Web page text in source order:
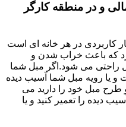
و در منطقه کارگر
کاربردی در هر خانه ای است
که باعث خراب شدن و
راحتی می شود.اگر مبل شما
و یا رویه مبل شما آسیب دیده
طرح مبل خود را دارید می
دیده را تعمیر کنید و یا